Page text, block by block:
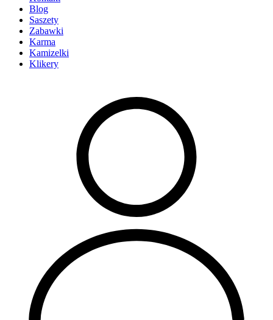
Blog
Saszety
Zabawki
Karma
Kamizelki
Klikery